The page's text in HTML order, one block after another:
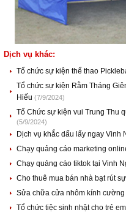
Dịch vụ khác:
Tổ chức sự kiện thể thao
Tổ chức sự kiện Rằm Tháng
Hiếu (7/9/2024)
Tổ Chức sự kiện vui Trung Thu
(5/9/2024)
Dịch vụ khắc dấu lấy ngay Vinh
Chạy quảng cáo marketing
Chạy quảng cáo tiktok tại Vinh
Cho thuê mua bán nhà bạt rút
Sửa chữa cửa nhôm kính cường
Tổ chức tiệc sinh nhật cho trẻ